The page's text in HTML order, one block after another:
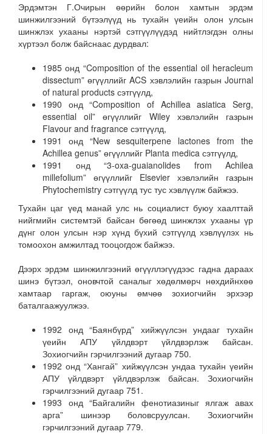
Эрдэмтэн Г.Очирын өөрийн болон хамтын эрдэм
шинжилгээний бүтээлүүд нь тухайн үеийн олон улсын
шинжлэх ухааны нэртэй сэтгүүлүүдэд нийтлэгдэн олны
хүртээл болж байснаас дурдвал:
1985 онд “Composition of the essential oil heracleum
dissectum” өгүүллийг ACS хэвлэлийн газрын Journal
of natural products сэтгүүлд,
1990 онд “Composition of Achillea asiatica Serg,
essential oil” өгүүллийг Wiley хэвлэлийн газрын
Flavour and fragrance сэтгүүлд,
1991 онд “New sesquiterpene lactones from the
Achillea genus” өгүүллийг Planta medica сэтгүүлд,
1991 онд “3-oxa-guaianolides from Achilea
millefolium” өгүүллийг Elsevier хэвлэлийн газрын
Phytochemistry сэтгүүлд тус тус хэвлүүлж байжээ.
Тухайн цаг үед манай улс нь социалист буюу хаалттай
нийгмийн системтэй байсан бөгөөд шинжлэх ухааны үр
дүнг олон улсын нэр хүнд бүхий сэтгүүлд хэвлүүлэх нь
томоохон амжилтад тооцогдож байжээ.
Дээрх эрдэм шинжилгээний өгүүллэгүүдээс гадна дараах
шинэ бүтээл, оновчтой саналыг хөдөлмөрч нөхдийнхөө
хамтаар гаргаж, оюуны өмчөө зохиогчийн эрхээр
баталгаажуулжээ.
1992 онд “Баянбүрд” хийжүүлсэн ундааг тухайн
үеийн АПУ үйлдвэрт үйлдвэрлэж байсан.
Зохиогчийн гэрчилгээний дугаар 750.
1992 онд “Хангай” хийжүүлсэн ундаа тухайн үеийн
АПУ үйлдвэрт үйлдвэрлэж байсан. Зохиогчийн
гэрчилгээний дугаар 751.
1993 онд “Байгалийн фенотиазиныг ялгаж авах
арга” шинээр боловсруулсан. Зохиогчийн
гэрчилгээний дугаар 779.